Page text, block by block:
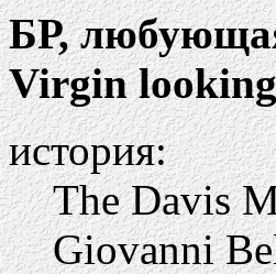
БР,
Virgin
история:
The Davis
Giovanni